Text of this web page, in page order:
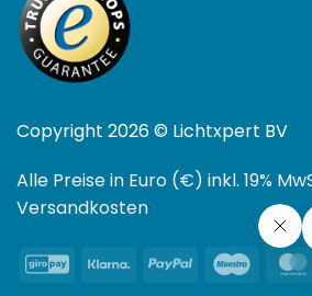
Copyright 2026 © Lichtxpert BV
Alle Preise in Euro (€) inkl. 19%
Versandkosten
GiroPayKlarna PayPal Maestro